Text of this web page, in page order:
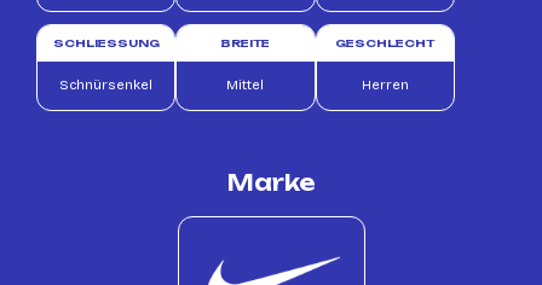
SCHLIESSUNG
Schnürsenkel
BREITE
Mittel
GESCHLECHT
Herren
Marke